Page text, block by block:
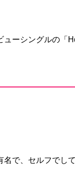
ーシングルの「
で、セルフでし